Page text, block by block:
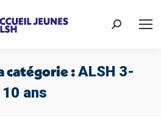
Recherche
catégorie :ALSH 3-
10 ans